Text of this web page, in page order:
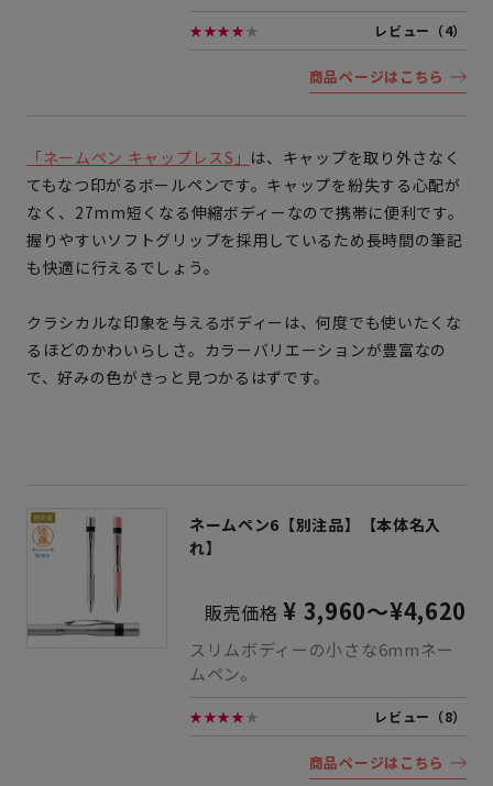
★★★★★ レビュー（4）
商品ページはこちら
「ネームペン キャップレスS」 は、キャップを取り外さなく
てもなつ印がるボールペンです。キャップを紛失する心配が
なく、27mm短くなる伸縮ボディーなので携帯に便利です。
握りやすいソフトグリップを採用しているため長時間の筆記
も快適に行えるでしょう。
クラシカルな印象を与えるボディーは、何度でも使いたくな
るほどのかわいらしさ。カラーバリエーションが豊富なの
で、好みの色がきっと見つかるはずです。
ネームペン6【別注品】【本体名入
れ】
販売価格¥ 3,960～¥4,620
スリムボディーの小さな6mmネー
ムペン。
★★★★★ レビュー（8）
商品ページはこちら